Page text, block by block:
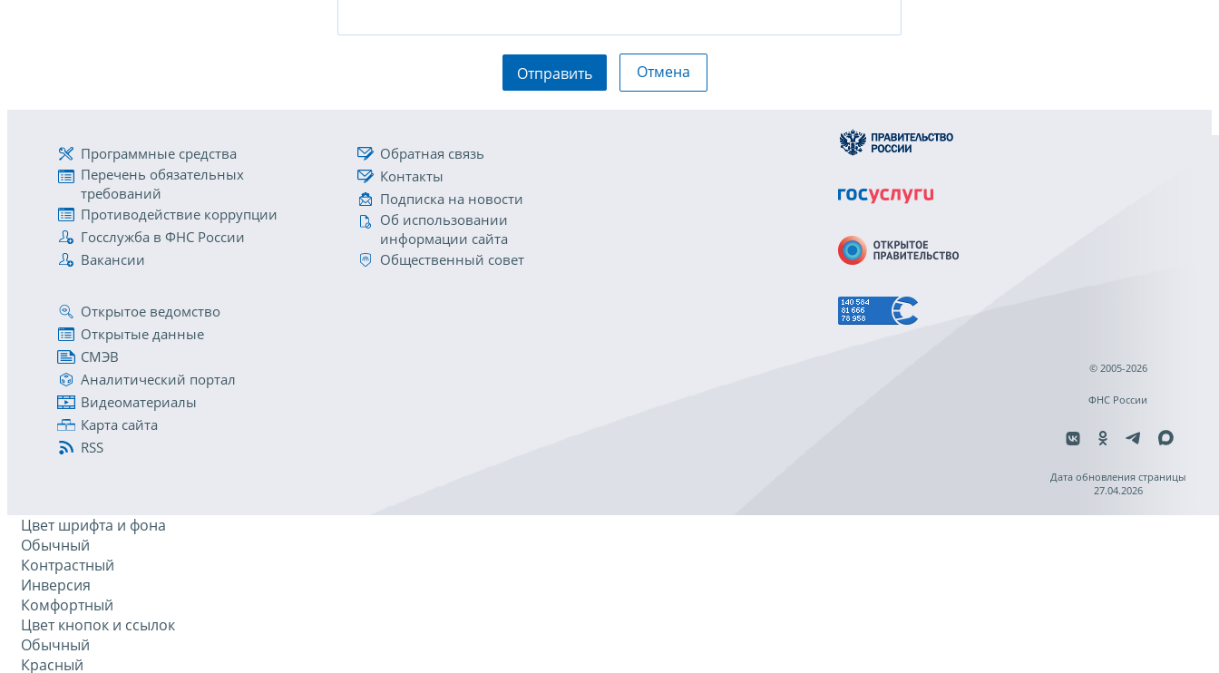
Отправить Отмена
Программные средства
Перечень обязательных
требований
Противодействие коррупции
Госслужба в ФНС России
Вакансии
Обратная связь
Контакты
Подписка на новости
Об использовании
информации сайта
Общественный совет
Открытое ведомство
Открытые данные
СМЭВ
Аналитический портал
Видеоматериалы
Карта сайта
RSS
© 2005-2026
ФНС России
Дата обновления страницы
27.04.2026
Цвет шрифта и фона
Обычный
Контрастный
Инверсия
Комфортный
Цвет кнопок и ссылок
Обычный
Красный